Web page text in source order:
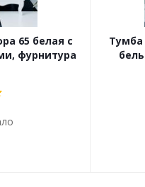
65 белая с
фурнитура
Тумба